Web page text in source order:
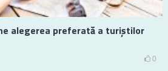
alegerea preferată a turiștilor
0